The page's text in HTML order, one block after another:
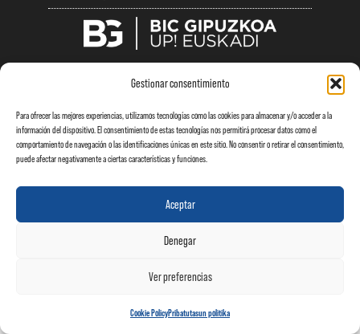
Gestionar consentimiento
Para ofrecer las mejores experiencias, utilizamos tecnologías como las cookies para almacenar y/o acceder a la
información del dispositivo. El consentimiento de estas tecnologías nos permitirá procesar datos como el
comportamiento de navegación o las identificaciones únicas en este sitio. No consentir o retirar el consentimiento,
puede afectar negativamente a ciertas características y funciones.
Aceptar
Denegar
Ver preferencias
Cookie PolicyPribatutasun politika
Pribatasun politika|Cookie legea